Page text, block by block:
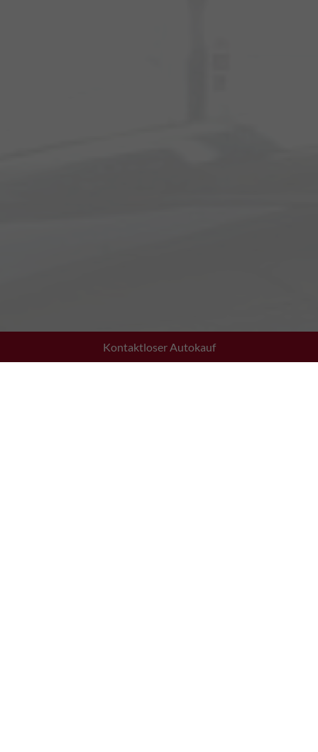
Kontaktloser Autokauf